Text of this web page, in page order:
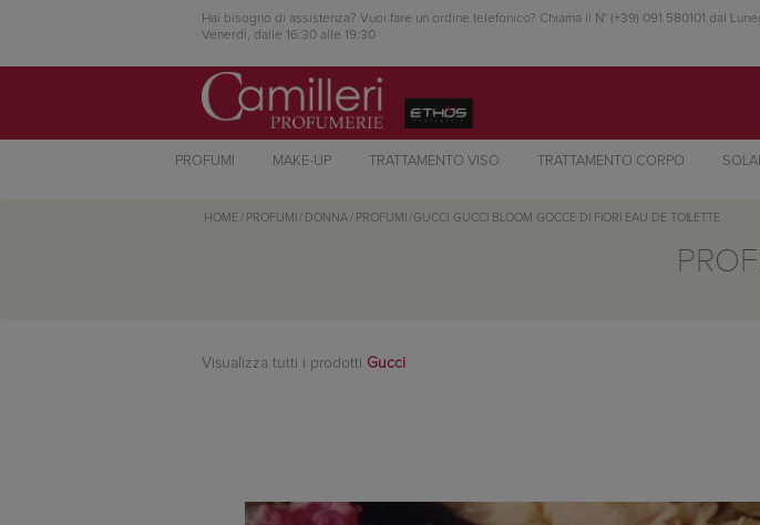
Hai bisogno di assistenza? Vuoi fare un ordine telefonico? Chiama il N° (+39) 091 580101 dal
Venerdì, dalle 16:30 alle 19:30
PROFUMI MAKE-UP TRATTAMENTO VISO TRATTAMENTO CORPO
HOME / PROFUMI / DONNA / PROFUMI / GUCCI GUCCI BLOOM GOCCE DI FIORI EAU DE TOILETTE
Visualizza tutti i prodotti Gucci